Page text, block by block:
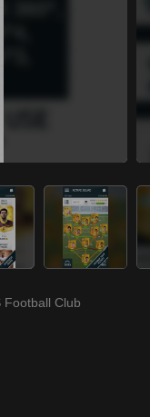
Football Club